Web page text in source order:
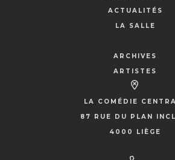
ACTUALITÉS
LA SALLE
ARCHIVES
ARTISTES
LA COMÉDIE
87 RUE DU PLAN
4000 LIÈGE